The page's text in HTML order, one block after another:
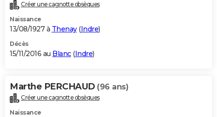
Créer une cagnotte obsèques
Naissance
13/08/1927 à Thenay(Indre)
Décès
15/11/2016 au Blanc(Indre)
Marthe PERCHAUD (96 ans)
Créer une cagnotte obsèques
Naissance